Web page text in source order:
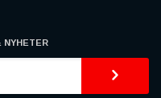
NYHETER